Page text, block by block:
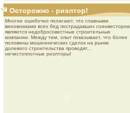
Осторожно - риэлтор!
Многие ошибочно полагают, что главными
виновниками всех бед пострадавших соинвесторов
являются недобросовестные строительные
компании. Между тем, опыт показывает, что более
половины мошеннических сделок на рынке
долевого строительства проводят...
нечистоплотные риэлторы!